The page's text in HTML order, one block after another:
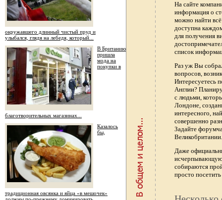
окружавшего длинный чистый пруд и
улыбался, глядя на лебедя, который...
В Британию
пришла
мода на
покупки в
благотворительных магазинах...
Казалось
бы,
традиционная овсянка и яйца «в мешочек»
должны по-прежнему доминировать...
На сайте
информация о
можно найти
доступна
для получения
список
Раз уж Вы
вопросов,
Интересуетесь
Англии?
с людьми,
Лондоне,
интересного,
совершенно
Задайте
Даже
исчерпывающую
собираются
просто